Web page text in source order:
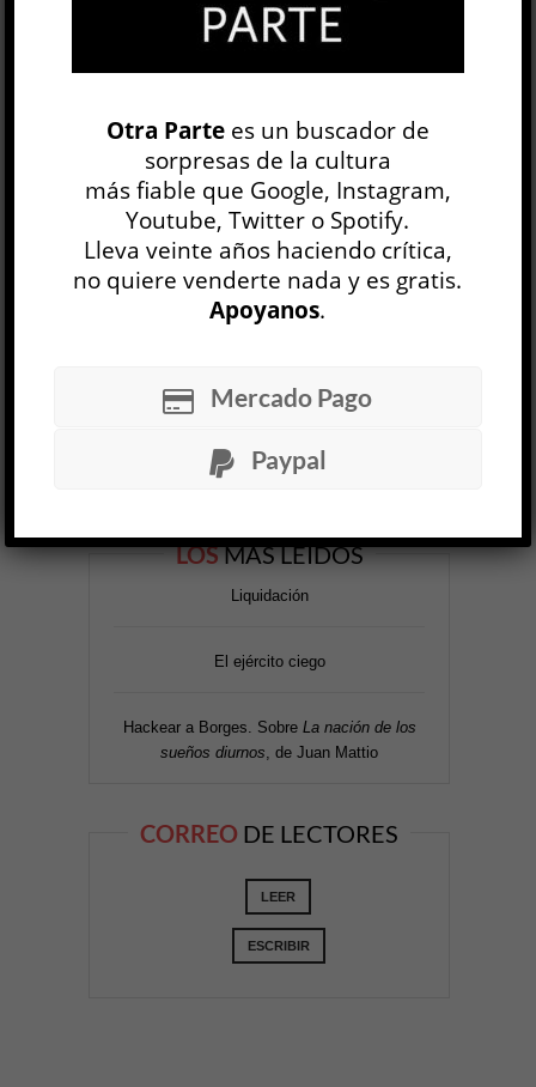
EDICIÓN IMPRESA
30 NÚMEROS
ARCHIVOOP SEMANAL
LOSMÁS LEÍDOS
Liquidación
El ejército ciego
Hackear a Borges. Sobre La nación de los
sueños diurnos , de Juan Mattio
CORREO DE LECTORES
LEER
ESCRIBIR
Otra Partees un buscador de
sorpresas de la cultura
más fiable que Google, Instagram,
Youtube, Twitter o Spotify.
Lleva veinte años haciendo crítica,
no quiere venderte nada y es gratis.
Apoyanos.
Mercado Pago
Paypal